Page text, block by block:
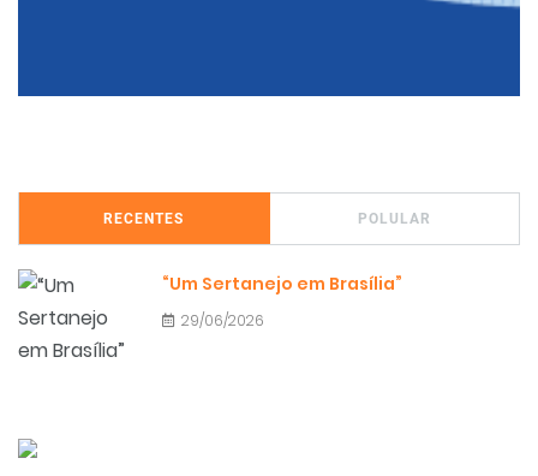
RECENTES POLULAR
“Um Sertanejo em Brasília”
29/06/2026